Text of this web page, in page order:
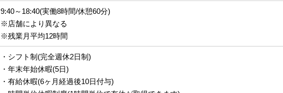
9:40～18:40(実働8時間/休憩60分)
※店舗により異なる
※残業月平均12時間
・シフト制(完全週休2日制)
・年末年始休暇(5日)
・有給休暇(6ヶ月経過後10日付与)